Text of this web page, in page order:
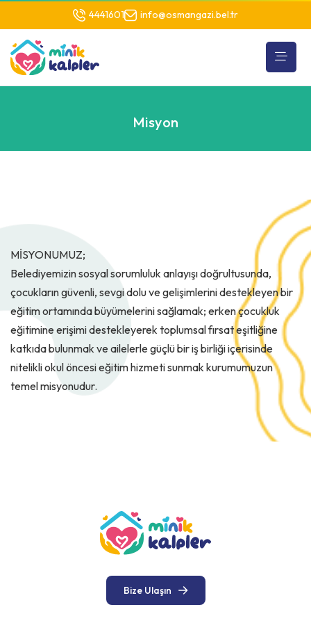
4441601 info@osmangazi.bel.tr
Misyon
MİSYONUMUZ;
Belediyemizin sosyal sorumluluk anlayışı doğrultusunda,
çocukların güvenli, sevgi dolu ve gelişimlerini destekleyen bir
eğitim ortamında büyümelerini sağlamak; erken çocukluk
eğitimine erişimi destekleyerek toplumsal fırsat eşitliğine
katkıda bulunmak ve ailelerle güçlü bir iş birliği içerisinde
nitelikli okul öncesi eğitim hizmeti sunmak kurumumuzun
temel misyonudur.
Bize Ulaşın